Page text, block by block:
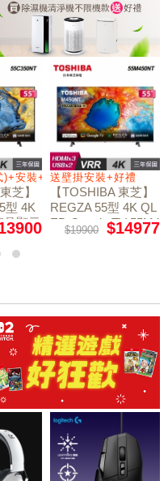
)+安裝+好禮贈
芝】
型 4K
晶顯示
定式)
送壁掛安裝+好禮
【TOSHIBA 東芝】
REGZA 55型 4K QL
ED Google TV 55M4
50NT液晶顯示器｜
$19900 $14977